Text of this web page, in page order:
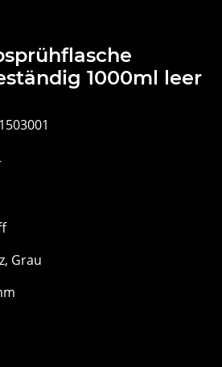
1000ml leer
Grau